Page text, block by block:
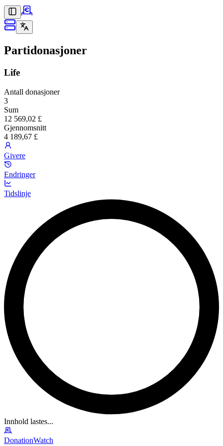
Partidonasjoner
Life
Antall donasjoner
3
Sum
12 569,02 £
Gjennomsnitt
4 189,67 £
Givere
Endringer
Tidslinje
Innhold lastes...
DonationWatch